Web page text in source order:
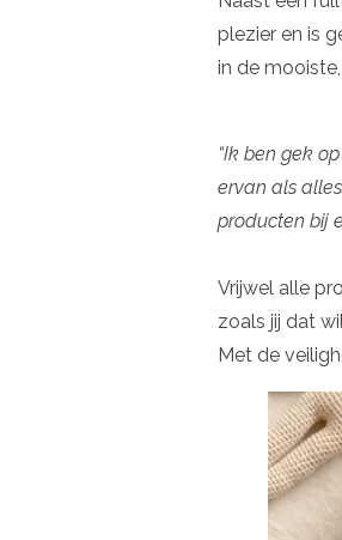
plezier en is
in de
“Ik ben gek
ervan als
producten bij
Vrijwel alle
zoals jij dat
Met de